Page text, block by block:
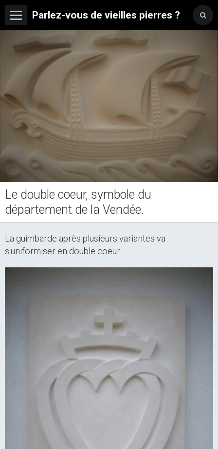
Parlez-vous de vieilles pierres ?
Le double coeur, symbole du
département de la Vendée.
La guimbarde après plusieurs variantes va
s'uniformiser en double coeur.